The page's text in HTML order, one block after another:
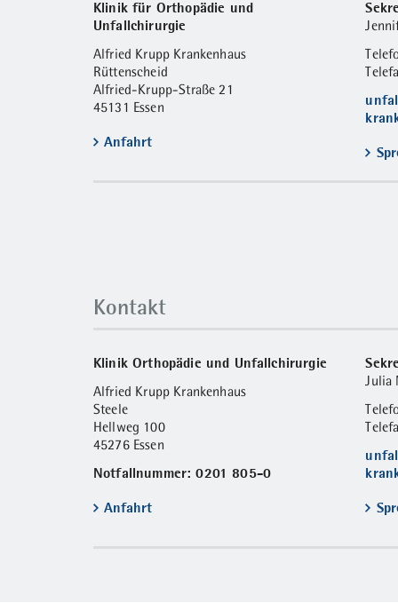
Klinik für Orthopädie und
Unfallchirurgie
Alfried Krupp Krankenhaus
Rüttenscheid
Alfried-Krupp-Straße 21
45131 Essen
Anfahrt
Kontakt
Klinik Orthopädie und Unfallchirurgie
Alfried Krupp Krankenhaus
Steele
Hellweg 100
45276 Essen
Notfallnummer: 0201 805-0
Anfahrt
Julia